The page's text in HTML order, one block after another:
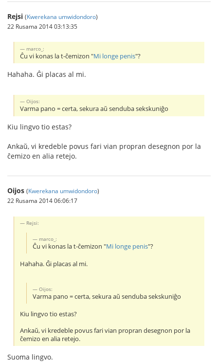
Rejsi (Kwerekana umwidondoro)
22 Rusama 2014 03:13:35
marco_:
Ĉu vi konas la t-ĉemizon "Mi longe penis"?
Hahaha. Ĝi placas al mi.
Oijos:
Varma pano = certa, sekura aŭ senduba sekskuniĝo
Kiu lingvo tio estas?
Ankaŭ, vi kredeble povus fari vian propran desegnon por la
ĉemizo en alia retejo.
Oijos (Kwerekana umwidondoro)
22 Rusama 2014 06:06:17
Rejsi:
marco_:
Ĉu vi konas la t-ĉemizon "Mi longe penis"?
Hahaha. Ĝi placas al mi.
Oijos:
Varma pano = certa, sekura aŭ senduba sekskuniĝo
Kiu lingvo tio estas?
Ankaŭ, vi kredeble povus fari vian propran desegnon por la
ĉemizo en alia retejo.
Suoma lingvo.